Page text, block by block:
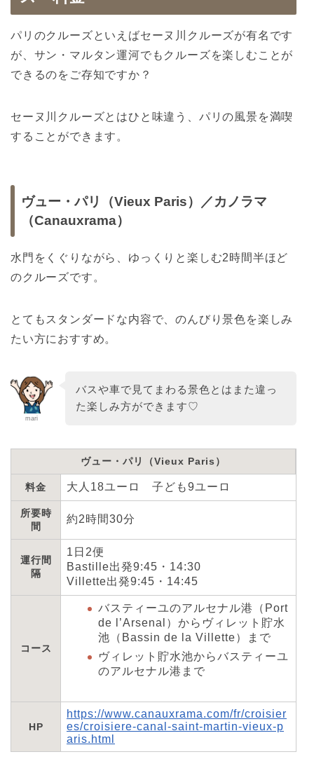
パリのクルーズといえばセーヌ川クルーズが有名です
が、サン・マルタン運河でもクルーズを楽しむことが
できるのをご存知ですか？
セーヌ川クルーズとはひと味違う、パリの風景を満喫
することができます。
ヴュー・パリ（Vieux Paris）／カノラマ
（Canauxrama）
水門をくぐりながら、ゆっくりと楽しむ2時間半ほど
のクルーズです。
とてもスタンダードな内容で、のんびり景色を楽しみ
たい方におすすめ。
mari
バスや車で見てまわる景色とはまた違っ
た楽しみ方ができます♡
ヴュー・パリ（Vieux Paris）
料金 大人18ユーロ 子ども9ユーロ
所要時
間
約2時間30分
運行間
隔
1日2便
Bastille出発9:45・14:30
Villette出発9:45・14:45
コース
バスティーユのアルセナル港（Port
de l’Arsenal）からヴィレット貯水
池（Bassin de la Villette）まで
ヴィレット貯水池からバスティーユ
のアルセナル港まで
HP
https://www.canauxrama.com/fr/croisier
es/croisiere-canal-saint-martin-vieux-p
aris.html